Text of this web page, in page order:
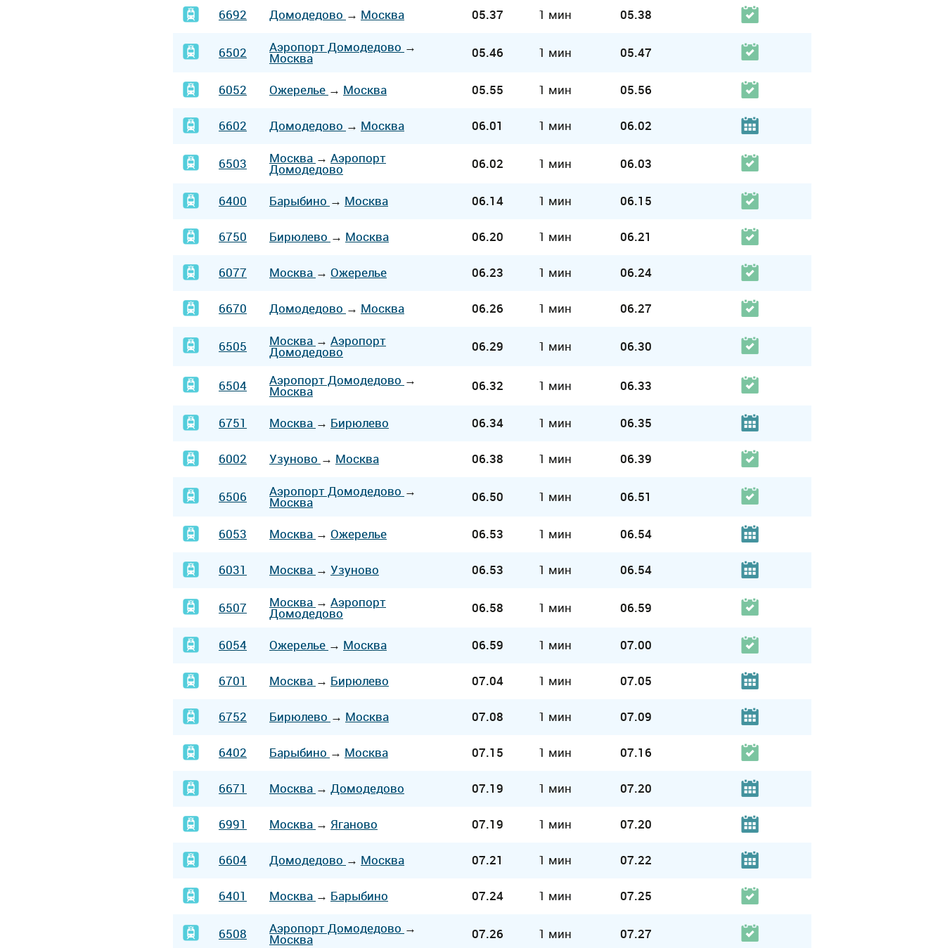
6692 Домодедово → Москва 05.37 1 мин 05.38
6502 Аэропорт Домодедово →
Москва 05.46 1 мин 05.47
6052 Ожерелье → Москва 05.55 1 мин 05.56
6602 Домодедово → Москва 06.01 1 мин 06.02
6503 Москва → Аэропорт
Домодедово 06.02 1 мин 06.03
6400 Барыбино → Москва 06.14 1 мин 06.15
6750 Бирюлево → Москва 06.20 1 мин 06.21
6077 Москва → Ожерелье 06.23 1 мин 06.24
6670 Домодедово → Москва 06.26 1 мин 06.27
6505 Москва → Аэропорт
Домодедово 06.29 1 мин 06.30
6504 Аэропорт Домодедово →
Москва 06.32 1 мин 06.33
6751 Москва → Бирюлево 06.34 1 мин 06.35
6002 Узуново → Москва 06.38 1 мин 06.39
6506 Аэропорт Домодедово →
Москва 06.50 1 мин 06.51
6053 Москва → Ожерелье 06.53 1 мин 06.54
6031 Москва → Узуново 06.53 1 мин 06.54
6507 Москва → Аэропорт
Домодедово 06.58 1 мин 06.59
6054 Ожерелье → Москва 06.59 1 мин 07.00
6701 Москва → Бирюлево 07.04 1 мин 07.05
6752 Бирюлево → Москва 07.08 1 мин 07.09
6402 Барыбино → Москва 07.15 1 мин 07.16
6671 Москва → Домодедово 07.19 1 мин 07.20
6991 Москва → Яганово 07.19 1 мин 07.20
6604 Домодедово → Москва 07.21 1 мин 07.22
6401 Москва → Барыбино 07.24 1 мин 07.25
6508 Аэропорт Домодедово →
Москва 07.26 1 мин 07.27